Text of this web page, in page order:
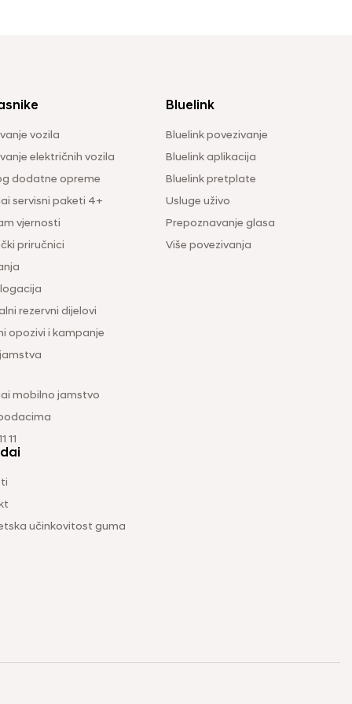
vozila
električnih vozila
dodatne opreme
servisni paketi 4+
vjernosti
priručnici
rezervni dijelovi
opozivi i kampanje
mobilno jamstvo
11
Bluelink
Bluelink povezivanje
Bluelink aplikacija
Bluelink pretplate
Usluge uživo
Prepoznavanje glasa
Više povezivanja
učinkovitost guma